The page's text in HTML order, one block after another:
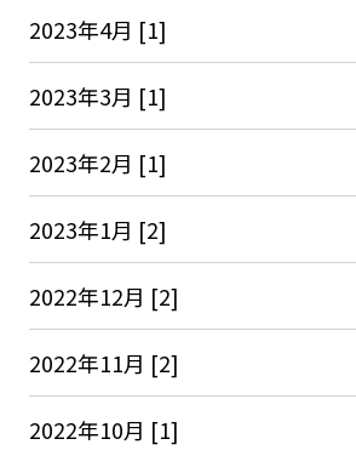
2023年4月 [1]
2023年3月 [1]
2023年2月 [1]
2023年1月 [2]
2022年12月 [2]
2022年11月 [2]
2022年10月 [1]